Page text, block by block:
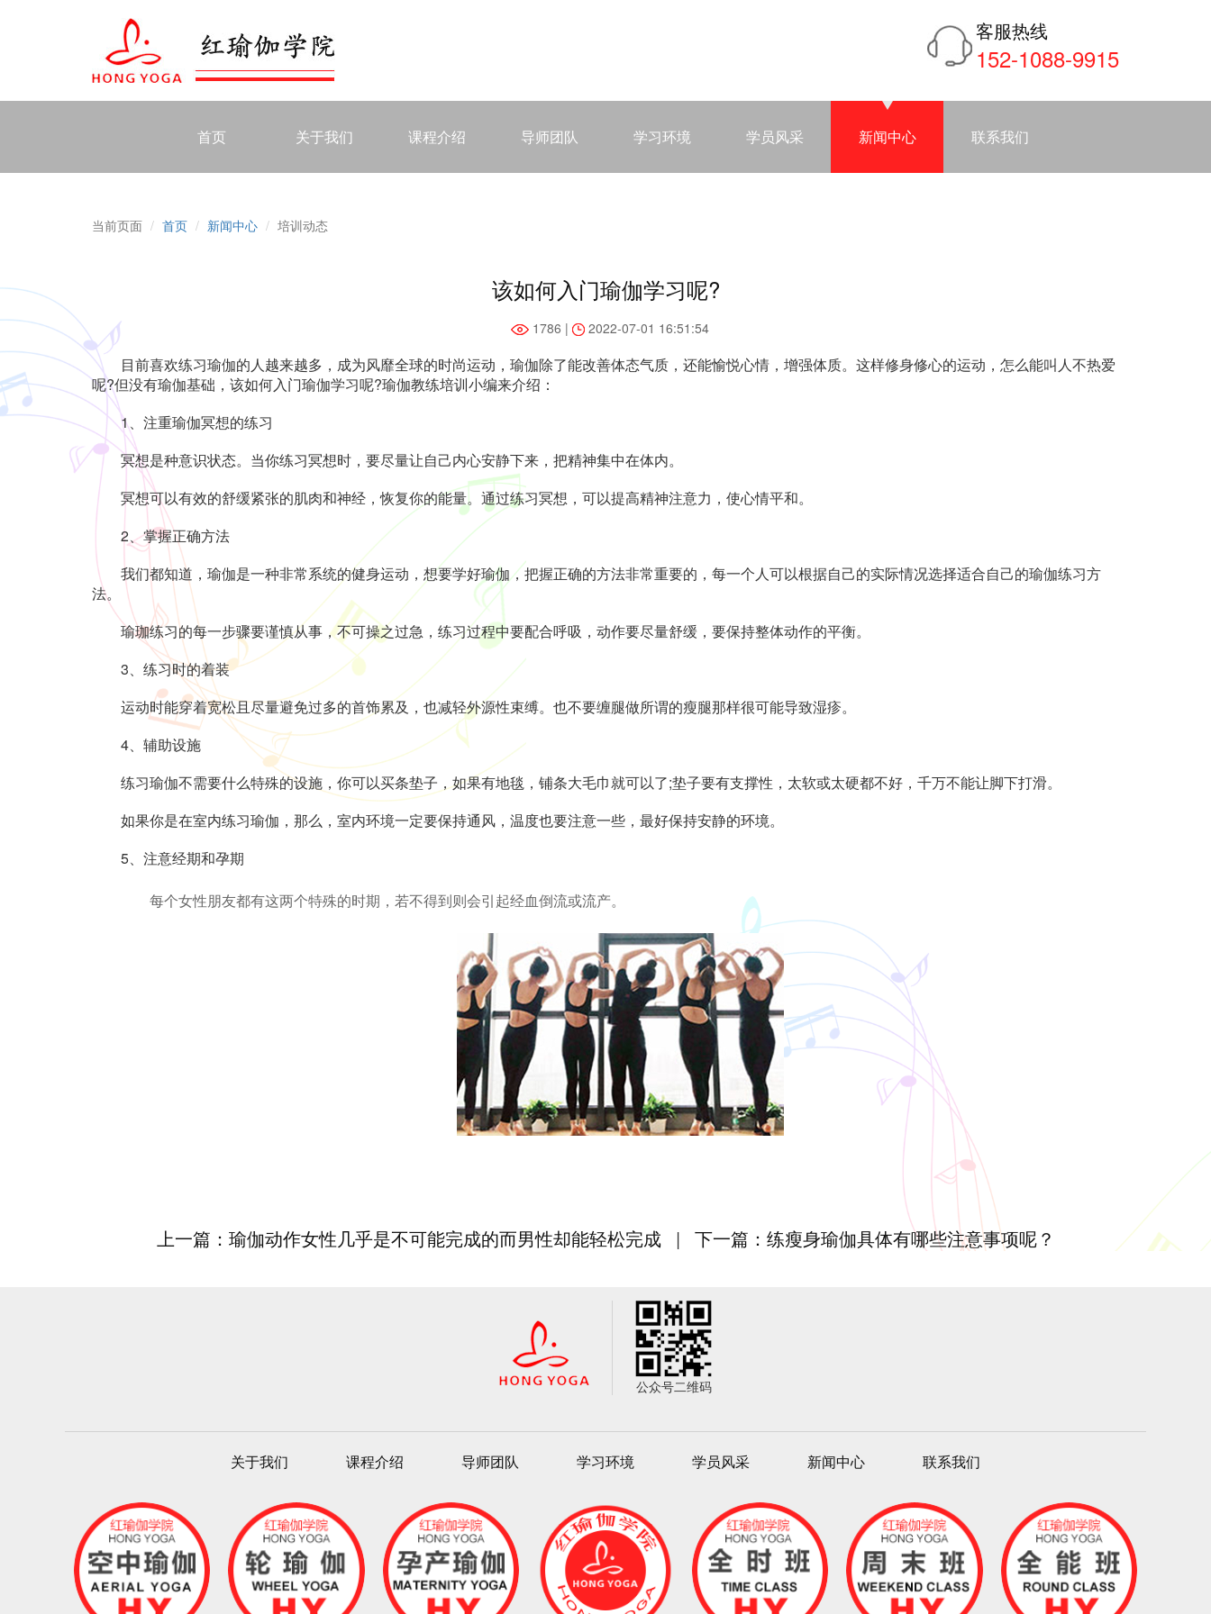
客服热线
152-1088-9915
首页 关于我们 课程介绍 导师团队 学习环境 学员风采 新闻中心 联系我们
当前页面 首页 新闻中心 培训动态
该如何入门瑜伽学习呢?
1786 | 2022-07-01 16:51:54
目前喜欢练习瑜伽的人越来越多，成为风靡全球的时尚运动，瑜伽除了能改善体态气质，还能愉悦心情，增强体质。这样修身修心的运动，怎么能叫人不热爱
呢?但没有瑜伽基础，该如何入门瑜伽学习呢?瑜伽教练培训小编来介绍：
1、注重瑜伽冥想的练习
冥想是种意识状态。当你练习冥想时，要尽量让自己内心安静下来，把精神集中在体内。
冥想可以有效的舒缓紧张的肌肉和神经，恢复你的能量。通过练习冥想，可以提高精神注意力，使心情平和。
2、掌握正确方法
我们都知道，瑜伽是一种非常系统的健身运动，想要学好瑜伽，把握正确的方法非常重要的，每一个人可以根据自己的实际情况选择适合自己的瑜伽练习方
法。
瑜珈练习的每一步骤要谨慎从事，不可操之过急，练习过程中要配合呼吸，动作要尽量舒缓，要保持整体动作的平衡。
3、练习时的着装
运动时能穿着宽松且尽量避免过多的首饰累及，也减轻外源性束缚。也不要缠腿做所谓的瘦腿那样很可能导致湿疹。
4、辅助设施
练习瑜伽不需要什么特殊的设施，你可以买条垫子，如果有地毯，铺条大毛巾就可以了;垫子要有支撑性，太软或太硬都不好，千万不能让脚下打滑。
如果你是在室内练习瑜伽，那么，室内环境一定要保持通风，温度也要注意一些，最好保持安静的环境。
5、注意经期和孕期
每个女性朋友都有这两个特殊的时期，若不得到则会引起经血倒流或流产。
上一篇：瑜伽动作女性几乎是不可能完成的而男性却能轻松完成 | 下一篇：练瘦身瑜伽具体有哪些注意事项呢？
公众号二维码
关于我们 课程介绍 导师团队 学习环境 学员风采 新闻中心 联系我们